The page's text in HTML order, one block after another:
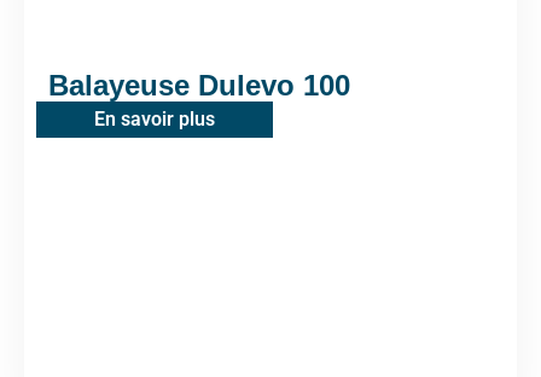
Balayeuse Dulevo 100
En savoir plus